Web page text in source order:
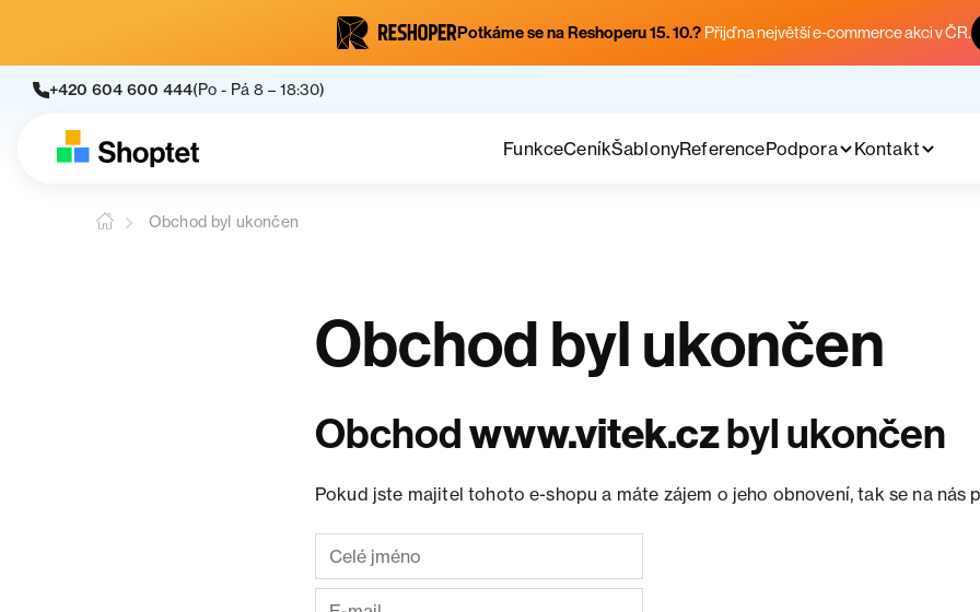
Potkáme se na Reshoperu 15. 10.? Přijď na největší e-commerce akci v ČR.
+420 604 600 444(Po - Pá 8 – 18:30)
FunkceCeníkŠablonyReferencePodpora Kontakt
Obchod byl ukončen
Obchod byl ukončen
Obchodwww.vitek.czbyl ukončen
Pokud jste majitel tohoto e-shopu a máte zájem o jeho obnovení, tak se na nás